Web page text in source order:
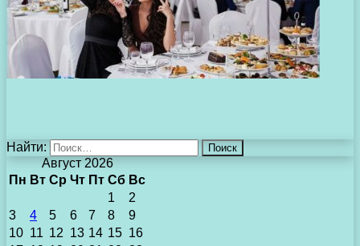
Найти:
Август 2026
Пн Вт Ср Чт Пт Сб Вс
1
2
3
4 5 6 7 8
9
10 11 12 13 14 15 16